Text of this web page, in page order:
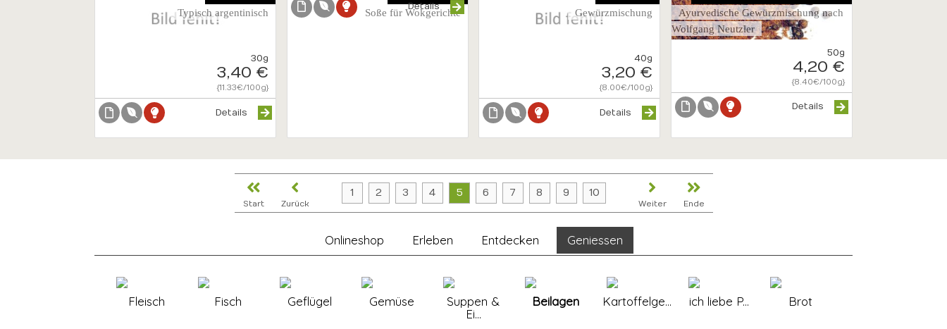
Typisch argentinisch
30g
3,40 €
{11.33€/100g}
Details
Soße für Wokgerichte
Details Gewürzmischung
40g
3,20 €
{8.00€/100g}
Details
Ayurvedische Gewürzmischung nach
Wolfgang Neutzler
50g
4,20 €
{8.40€/100g}
Details
Start Zurück
1 2 3 4 5 6 7 8 9 10
Weiter Ende
Onlineshop Erleben Entdecken Geniessen
Fleisch Fisch Geflügel Gemüse
Suppen &
Ei...
Beilagen Kartoffelge... ich liebe P... Brot